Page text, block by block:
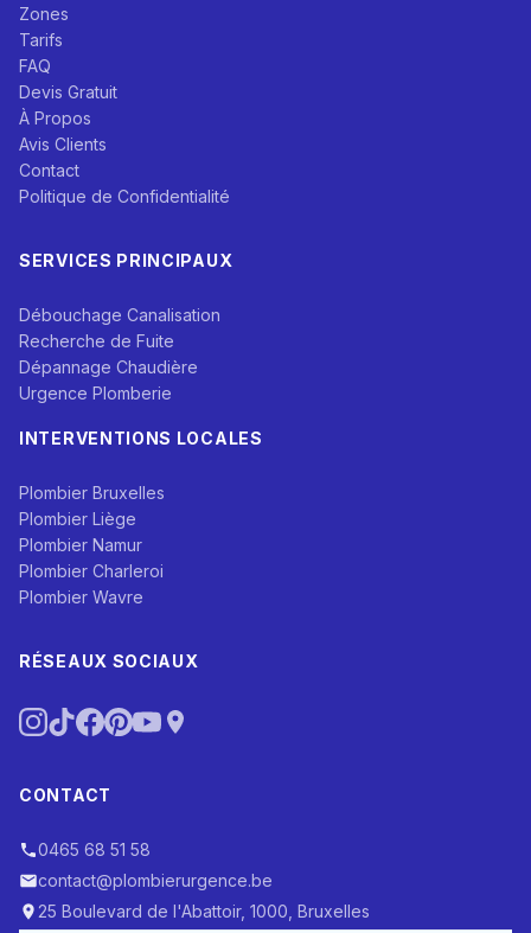
Zones
Tarifs
FAQ
Devis Gratuit
À Propos
Avis Clients
Contact
Politique de Confidentialité
SERVICES PRINCIPAUX
Débouchage Canalisation
Recherche de Fuite
Dépannage Chaudière
Urgence Plomberie
INTERVENTIONS LOCALES
Plombier Bruxelles
Plombier Liège
Plombier Namur
Plombier Charleroi
Plombier Wavre
RÉSEAUX SOCIAUX
CONTACT
0465 68 51 58
contact@plombierurgence.be
25 Boulevard de l'Abattoir, 1000, Bruxelles